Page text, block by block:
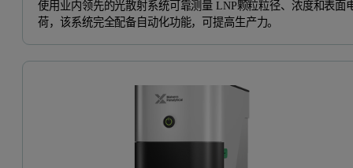
使用业内领先的光散射系统可靠测量 LNP颗粒粒径、浓度和表面
荷，该系统完全配备自动化功能，可提高生产力。